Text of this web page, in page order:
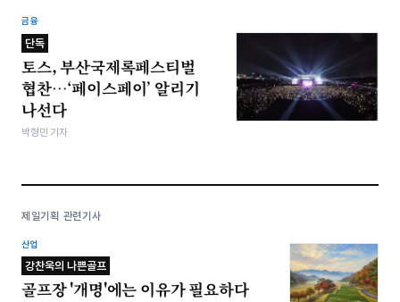
금융
단독
토스, 부산국제록페스티벌
협찬…‘페이스페이’ 알리기
나선다
박형민 기자
제일기획 관련기사
산업
강찬욱의 나쁜골프
골프장 '개명'에는 이유가 필요하다